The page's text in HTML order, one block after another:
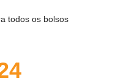
todos os bolsos